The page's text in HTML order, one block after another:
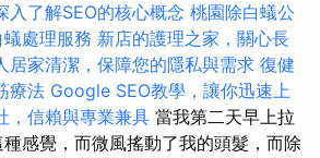
入了解SEO的核心概念 桃園除白蟻公
處理服務 新店的護理之家，關心長
居家清潔，保障您的隱私與需求 復健
療法 Google SEO教學，讓你迅速上
，信賴與專業兼具 當我第二天早上拉
感覺，而微風搖動了我的頭髮，而除